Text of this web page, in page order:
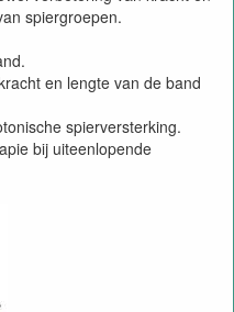
spiergroepen.
en lengte van de band
spierversterking.
bij uiteenlopende